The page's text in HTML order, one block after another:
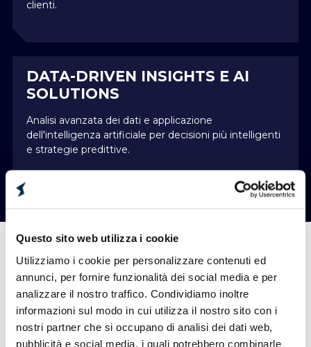
Questo sito web utilizza i cookie
Utilizziamo i cookie per personalizzare contenuti ed
annunci, per fornire funzionalità dei social media e per
analizzare il nostro traffico. Condividiamo inoltre
informazioni sul modo in cui utilizza il nostro sito con i
nostri partner che si occupano di analisi dei dati web,
pubblicità e social media, i quali potrebbero combinarle
clienti.
DATA-DRIVEN INSIGHTS E AI
SOLUTIONS
Analisi avanzata dei dati e applicazione
dell'intelligenza artificiale per decisioni più intelligenti
e strategie predittive.
STORIE DI SUCCESSO